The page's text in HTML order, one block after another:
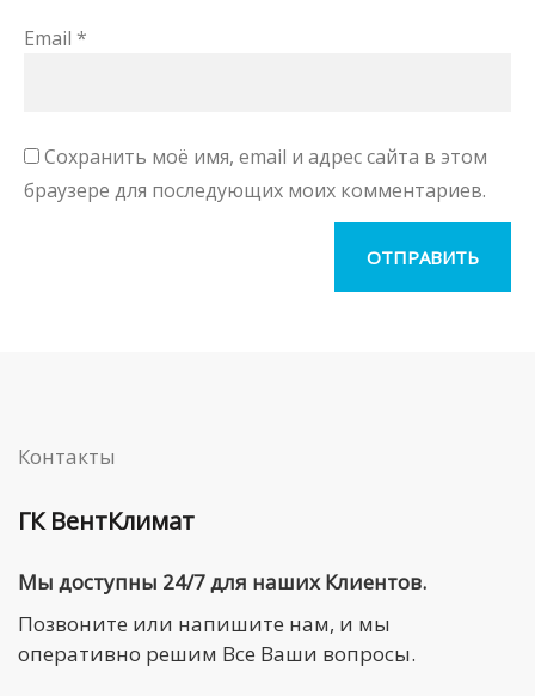
Email *
Сохранить моё имя, email и адрес сайта в этом
браузере для последующих моих комментариев.
Контакты
ГК ВентКлимат
Мы доступны 24/7 для наших Клиентов.
Позвоните или напишите нам, и мы
оперативно решим Все Ваши вопросы.